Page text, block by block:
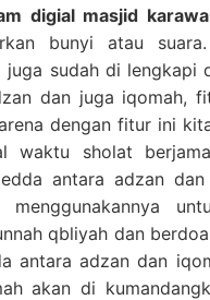
digial masjid
bunyi atau
juga sudah di lengkapi
dan juga iqomah,
dengan fitur ini
waktu sholat
antara adzan
qbliyah dan
antara adzan dan
akan di